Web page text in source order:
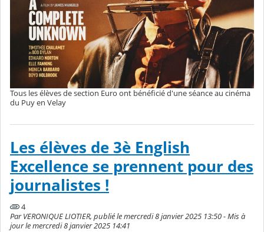
Tous les élèves de section Euro ont bénéficié d'une séance au cinéma
du Puy en Velay
Les élèves de 3è English
Excellence se prennent pour des
journalistes !
4
Par VERONIQUE LIOTIER, publié le mercredi 8 janvier 2025 13:50 - Mis à
jour le mercredi 8 janvier 2025 14:41